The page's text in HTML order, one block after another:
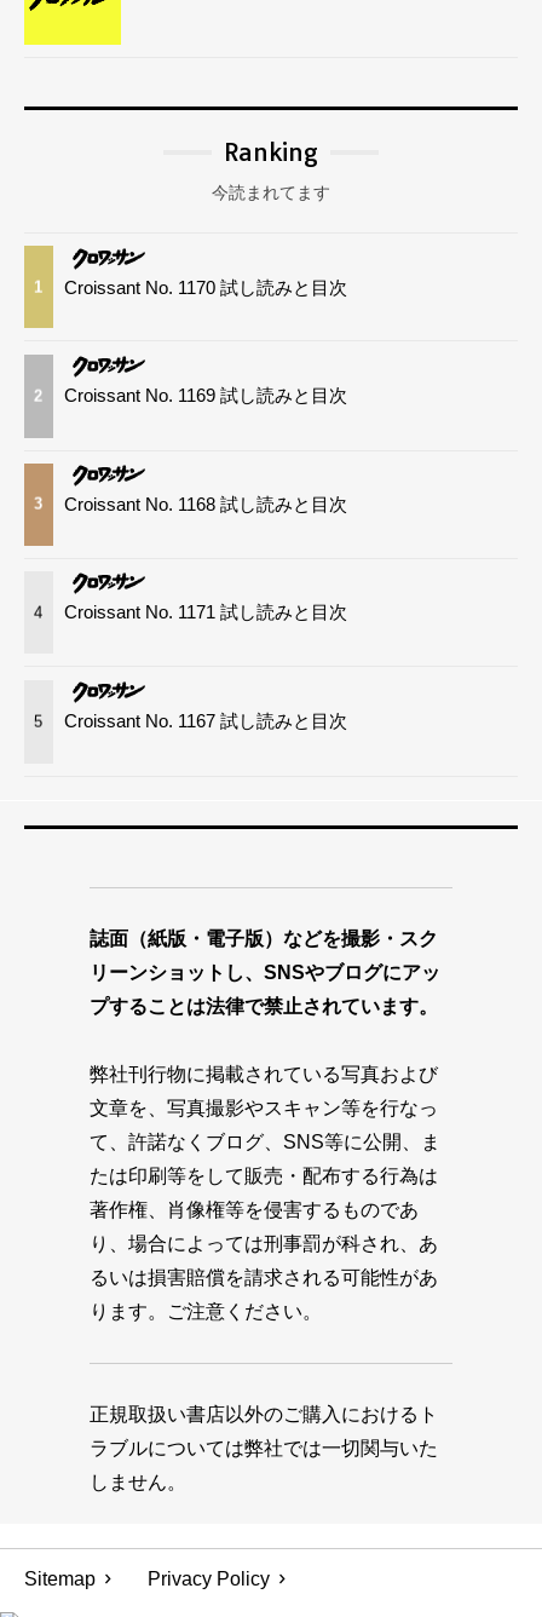
Ranking
今読まれてます
1 Croissant No. 1170 試し読みと目次
2 Croissant No. 1169 試し読みと目次
3 Croissant No. 1168 試し読みと目次
4 Croissant No. 1171 試し読みと目次
5 Croissant No. 1167 試し読みと目次
誌面（紙版・電子版）などを撮影・スク
リーンショットし、SNSやブログにアッ
プすることは法律で禁止されています。
弊社刊行物に掲載されている写真および
文章を、写真撮影やスキャン等を行なっ
て、許諾なくブログ、SNS等に公開、ま
たは印刷等をして販売・配布する行為は
著作権、肖像権等を侵害するものであ
り、場合によっては刑事罰が科され、あ
るいは損害賠償を請求される可能性があ
ります。ご注意ください。
正規取扱い書店以外のご購入におけるト
ラブルについては弊社では一切関与いた
しません。
Sitemap Privacy Policy